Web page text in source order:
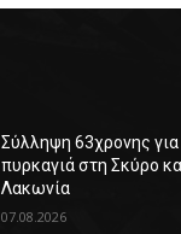
Σύλληψη 63χρονης για
πυρκαγιά στη Σκύρο
Λακωνία
07.08.2026